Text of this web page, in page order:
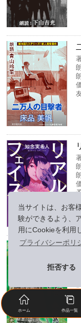
当サイトは、お客
験ができるよう、
用にCookieを利用
プライバシーポリ
拒否する
ホーム 作品一覧